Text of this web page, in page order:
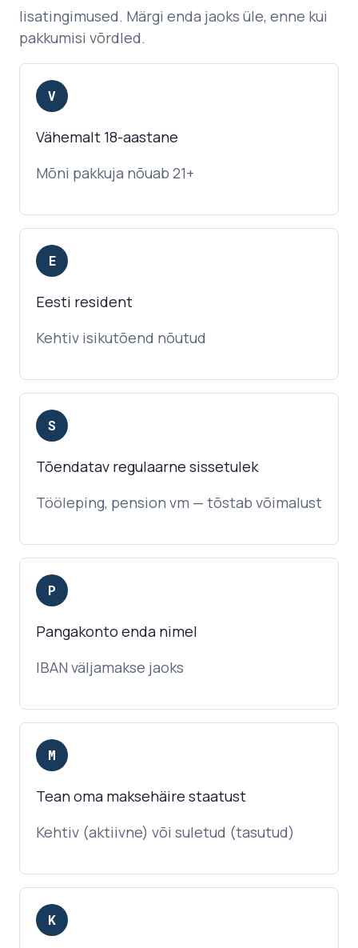
lisatingimused. Märgi enda jaoks üle, enne kui
pakkumisi võrdled.
V
Vähemalt 18-aastane
Mõni pakkuja nõuab 21+
E
Eesti resident
Kehtiv isikutõend nõutud
S
Tõendatav regulaarne sissetulek
Tööleping, pension vm — tõstab võimalust
P
Pangakonto enda nimel
IBAN väljamakse jaoks
M
Tean oma maksehäire staatust
Kehtiv (aktiivne) või suletud (tasutud)
K